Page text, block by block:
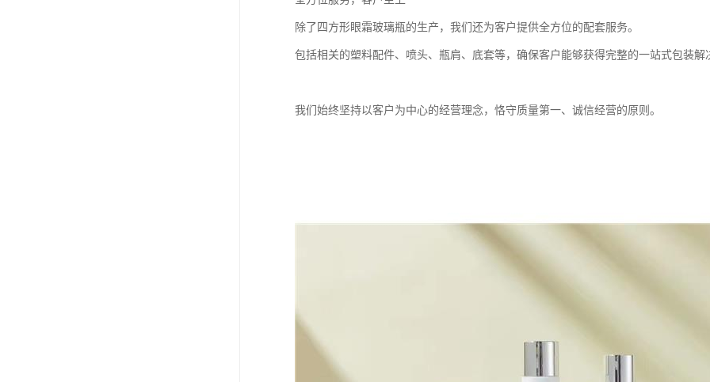
除了四方形眼霜玻璃瓶的生产，我们还为客户提供全方位的配套服务。
包括相关的塑料配件、喷头、瓶肩、底套等，确保客户能够获得完整的一站式包装解
我们始终坚持以客户为中心的经营理念，恪守质量第一、诚信经营的原则。